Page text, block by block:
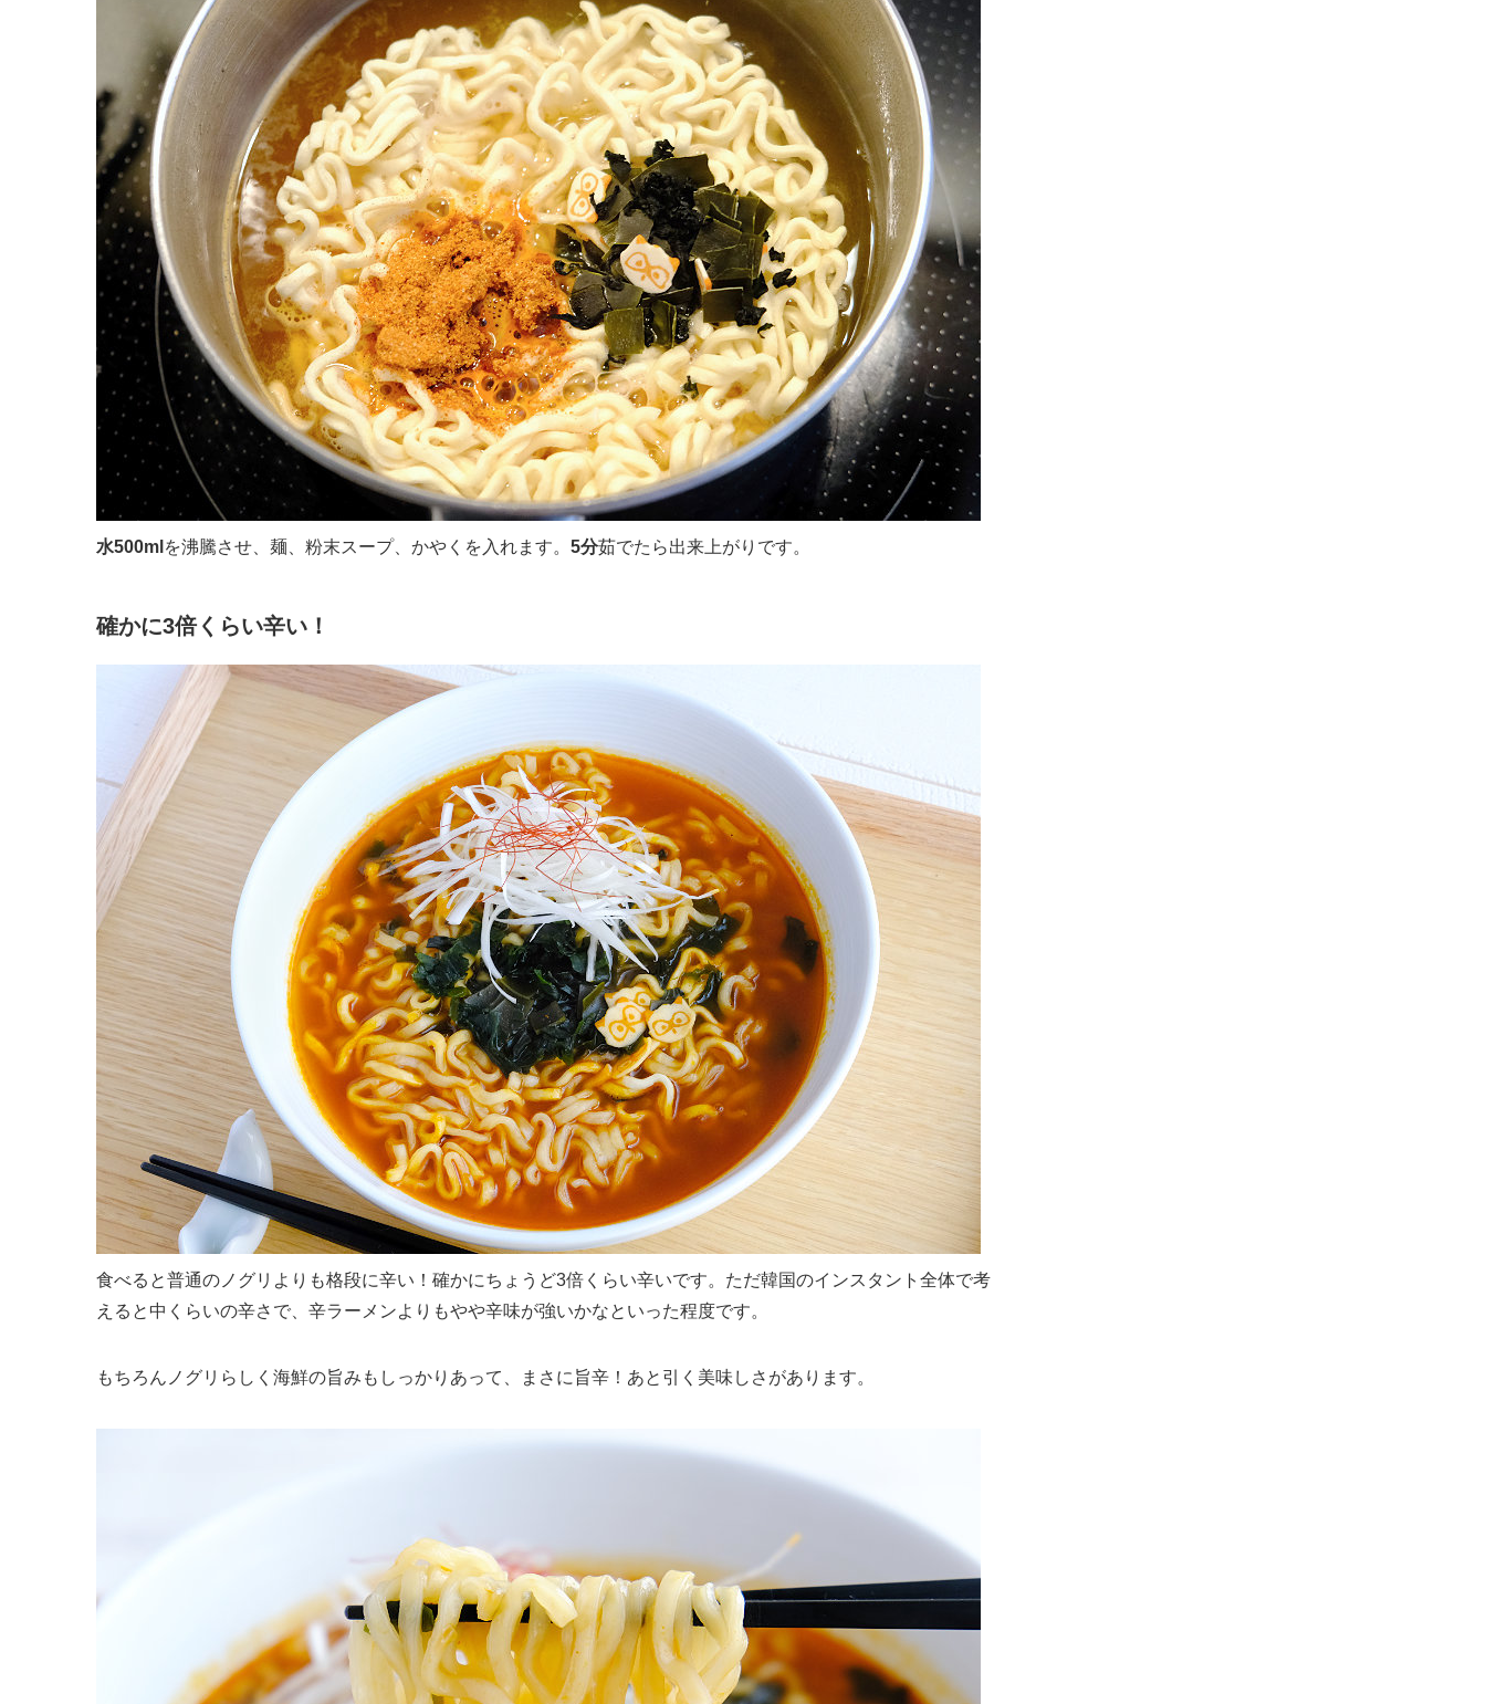
水500ml を沸騰させ、麺、粉末スープ、かやくを入れます。 5分茹でたら出来上がりです。
確かに3倍くらい辛い！
食べると普通のノグリよりも格段に辛い！確かにちょうど3倍くらい辛いです。ただ韓国のインスタント全体で考
えると中くらいの辛さで、辛ラーメンよりもやや辛味が強いかなといった程度です。
もちろんノグリらしく海鮮の旨みもしっかりあって、まさに旨辛！あと引く美味しさがあります。